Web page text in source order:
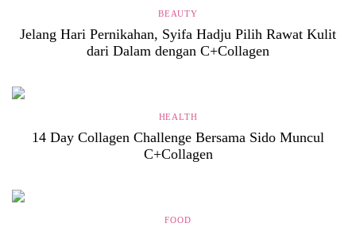
BEAUTY
Jelang Hari Pernikahan, Syifa Hadju Pilih Rawat Kulit
dari Dalam dengan C+Collagen
HEALTH
14 Day Collagen Challenge Bersama Sido Muncul
C+Collagen
FOOD